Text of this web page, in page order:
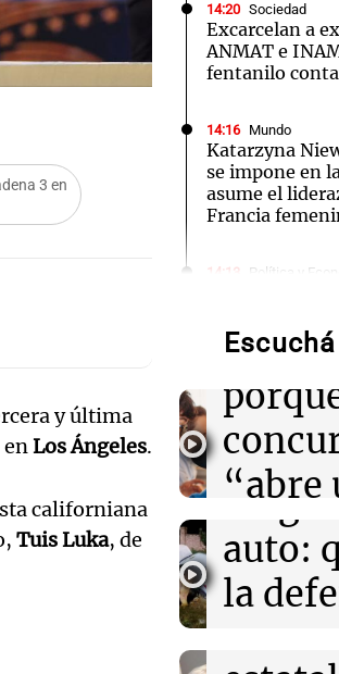
3 en
y última
en Los Ángeles.
californiana
Tuis Luka, de
14:20 Sociedad
Excarcelan a
ANMAT e
fentanilo
14:16 Mundo
Katarzyna
se impone en
asume el
Francia
14:13 Política y
PorGuillermo López
14:08 Sociedad
Hallaron un
Santa Fe e
kitesurfista
Tecnología
Hackers
clientes de
ciberataque
Cloudflare
Audio.
“abre
Edición
Audio.
fuego
auto:
la
Audio.